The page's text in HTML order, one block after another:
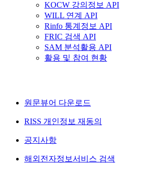
KOCW 강의정보 API
WILL 연계 API
Rinfo 통계정보 API
FRIC 검색 API
SAM 분석활용 API
활용 및 참여 현황
원문뷰어 다운로드
RISS 개인정보 재동의
공지사항
해외전자정보서비스 검색